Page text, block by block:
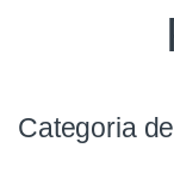
Categoria